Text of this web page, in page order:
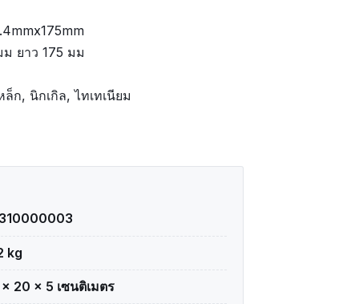
ยาว 175 มม
ก, นิกเกิล, ไทเทเนียม
kg
× 20 × 5 เซนติเมตร